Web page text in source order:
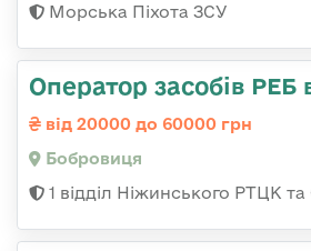
Морська Піхота ЗСУ
Оператор засобів РЕБ
від 20000 до 60000 грн
Бобровиця
1 відділ Ніжинського РТЦК